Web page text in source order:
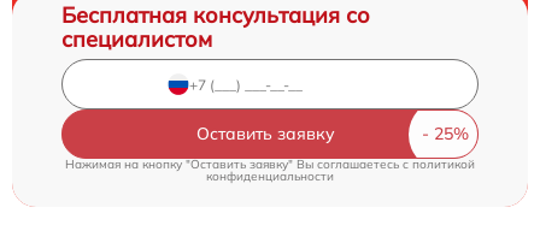
Бесплатная консультация со
специалистом
Оставить заявку
Нажимая на кнопку "Оставить заявку" Вы соглашаетесь c политикой
конфиденциальности